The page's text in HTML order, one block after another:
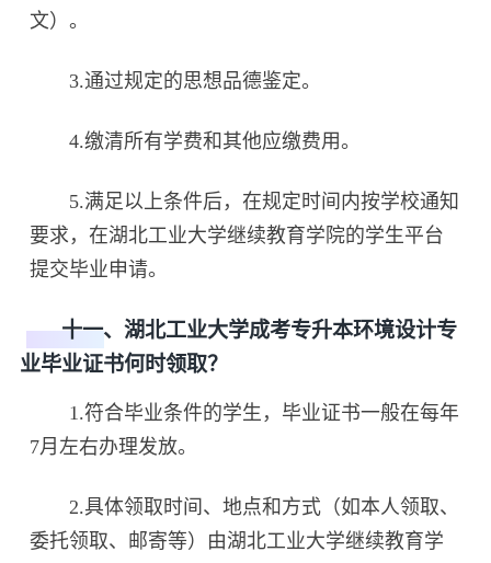
文）。
3.通过规定的思想品德鉴定。
4.缴清所有学费和其他应缴费用。
5.满足以上条件后，在规定时间内按学校通知
要求，在湖北工业大学继续教育学院的学生平台
提交毕业申请。
十一、湖北工业大学成考专升本环境设计专
业毕业证书何时领取？
1.符合毕业条件的学生，毕业证书一般在每年
7月左右办理发放。
2.具体领取时间、地点和方式（如本人领取、
委托领取、邮寄等）由湖北工业大学继续教育学